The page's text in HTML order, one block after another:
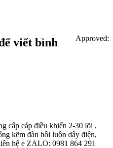
Approved:
viết bình
cấp cáp điều khiển 2-30 lõi ,
kẽm đàn hồi luồn dây điện,
hệ e ZALO: 0981 864 291